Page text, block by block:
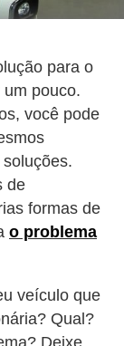
para o
pouco.
você pode
de
formas de
o problema
veículo que
Qual?
Deixe